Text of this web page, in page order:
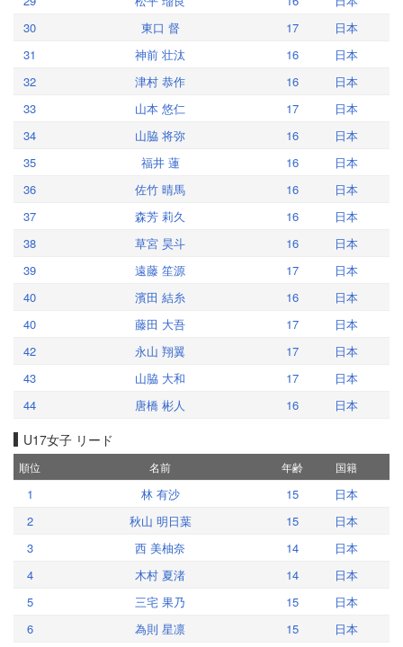
30
東口 督 17
日本
31
神前 壮汰 16
日本
32
津村 恭作 16
日本
33
山本 悠仁 17
日本
34
山脇 将弥 16
日本
35
福井 蓮 16
日本
36
佐竹 晴馬 16
日本
37
森芳 莉久 16
日本
38
草宮 昊斗 16
日本
39
遠藤 笙源 17
日本
40
濱田 結糸 16
日本
40
藤田 大吾 17
日本
42
永山 翔翼 17
日本
43
山脇 大和 17
日本
44
唐橋 彬人 16 日本
U17女子 リード
順位 名前 年齢 国籍
1 林 有沙 15
日本
2
秋山 明日葉 15
日本
3
西 美柚奈 14
日本
4
木村 夏渚 14
日本
5
三宅 果乃 15
日本
6
為則 星凛 15
日本